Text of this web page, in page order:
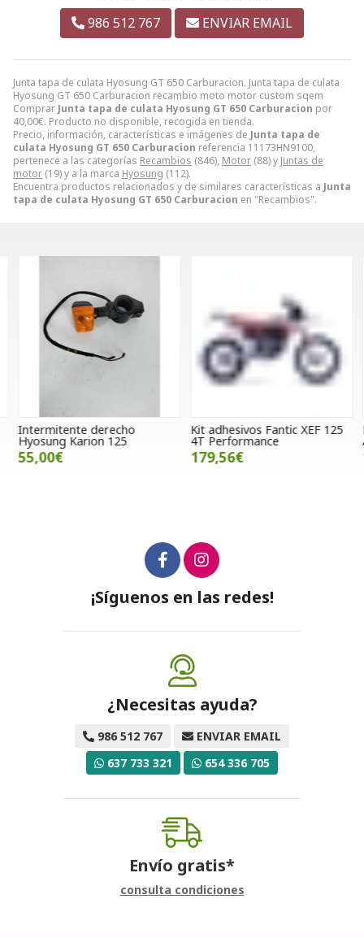
Junta tapa de culata Hyosung GT 650 Carburacion. Junta tapa de culata
Hyosung GT 650 Carburacion recambio moto motor custom sqem
Comprar Junta tapa de culata Hyosung GT 650 Carburacion por
40,00€. Producto no disponible, recogida en tienda.
Precio, información, características e imágenes de Junta tapa de
culata Hyosung GT 650 Carburacion referencia 11173HN9100,
pertenece a las categorías Recambios (846), Motor (88) y Juntas de
motor (19) y a la marca Hyosung (112).
Encuentra productos relacionados y de similares características a Junta
tapa de culata Hyosung GT 650 Carburacion en "Recambios".
986 512 767 ENVIAR EMAIL
Intermitente derecho
Hyosung Karion 125
55,00€
Kit adhesivos Fantic XEF 125
4T Performance
179,56€
¡Síguenos en las redes!
¿Necesitas ayuda?
986 512 767
ENVIAR EMAIL
637 733 321
654 336 705
Envío gratis*
consulta condiciones